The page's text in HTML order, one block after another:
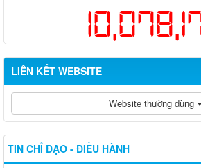
LIÊN KẾT WEBSITE
Website thường dùng
TIN CHỈ ĐẠO - ĐIỀU HÀNH